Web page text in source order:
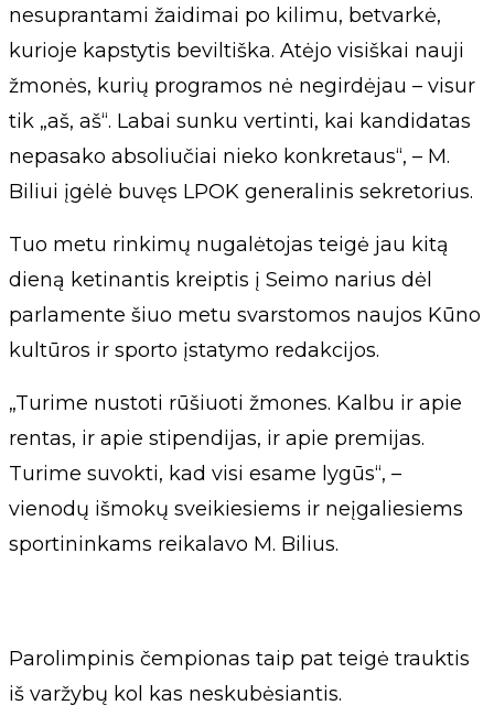
nesuprantami žaidimai po kilimu, betvarkė,
kurioje kapstytis beviltiška. Atėjo visiškai nauji
žmonės, kurių programos nė negirdėjau – visur
tik „aš, aš“. Labai sunku vertinti, kai kandidatas
nepasako absoliučiai nieko konkretaus“, – M.
Biliui įgėlė buvęs LPOK generalinis sekretorius.
Tuo metu rinkimų nugalėtojas teigė jau kitą
dieną ketinantis kreiptis į Seimo narius dėl
parlamente šiuo metu svarstomos naujos Kūno
kultūros ir sporto įstatymo redakcijos.
„Turime nustoti rūšiuoti žmones. Kalbu ir apie
rentas, ir apie stipendijas, ir apie premijas.
Turime suvokti, kad visi esame lygūs“, –
vienodų išmokų sveikiesiems ir neįgaliesiems
sportininkams reikalavo M. Bilius.
Parolimpinis čempionas taip pat teigė trauktis
iš varžybų kol kas neskubėsiantis.